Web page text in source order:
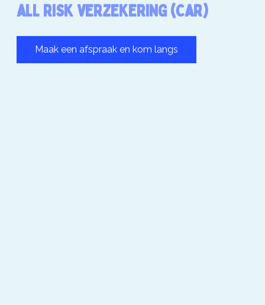
ALL RISK VERZEKERING (CAR)
Maak een afspraak en kom langs